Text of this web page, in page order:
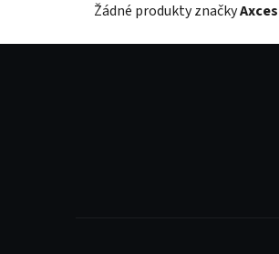
Žádné produkty značkyAxces